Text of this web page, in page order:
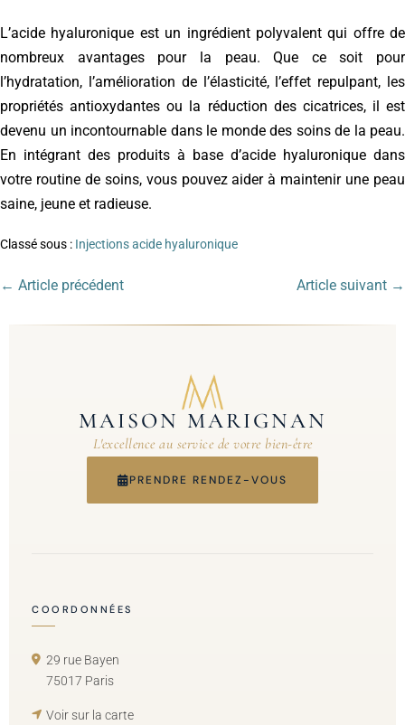
L’acide hyaluronique est un ingrédient polyvalent qui offre de
nombreux avantages pour la peau. Que ce soit pour
l’hydratation, l’amélioration de l’élasticité, l’effet repulpant, les
propriétés antioxydantes ou la réduction des cicatrices, il est
devenu un incontournable dans le monde des soins de la peau.
En intégrant des produits à base d’acide hyaluronique dans
votre routine de soins, vous pouvez aider à maintenir une peau
saine, jeune et radieuse.
Classé sous : Injections acide hyaluronique
← Article précédent Article suivant →
MAISON MARIGNAN
L'excellence au service de votre bien-être
PRENDRE RENDEZ-VOUS
COORDONNÉES
29 rue Bayen
75017 Paris
Voir sur la carte